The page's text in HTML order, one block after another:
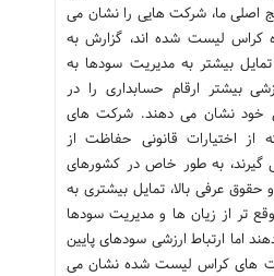
اصلی ما، شرکت هایی را نشان می
کراس لیست شده اند، گزارش به
بیشتر به مدیریت سودها به
بیشتر ارقام حسابداری را در
خود نشان می دهند. شرکت های
اختیارات قانونی حفاظت از
گیرند، به طور خاص در کشورهای
عرفی بالا، تمایل بیشتری به
تر از زیان ها و مدیریت سودها
اما ارتباط ارزشی سودهای پایین
های کراس لیست شده نشان می